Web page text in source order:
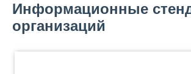
Информационные
организаций